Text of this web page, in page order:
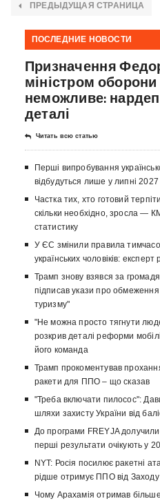
ПРЕДЫДУЩАЯ СТРАНИЦА
ПОСЛЕДНИЕ НОВОСТИ
Призначення
міністром
неможливе:
деталі
Читать всю статью
Перші випробування
відбудуться лише у липні
Частка тих, хто готовий
скільки необхідно, зросла —
статистику
У ЄС змінили правила
українських чоловіків: експерт
Трамп знову взявся за
підписав укази про обмеження
туризму"
"Не можна просто тягнути
розкрив деталі реформи
його команда
Трамп прокоментував
ракети для ППО – що сказав
"Треба включати пилосос":
шляхи захисту України від
До програми FREYJA
перші результати очікують у
NYT: Росія посилює ракетні
рідше отримує ППО від Заходу
Чому Арахамія отримав